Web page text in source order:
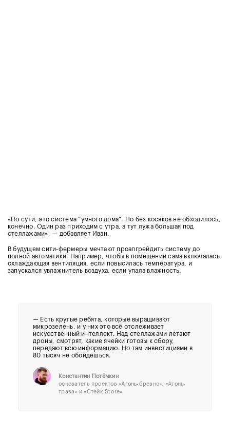
«По сути, это система ”умного дома”. Но без косяков не обходилось,
конечно. Один раз приходим с утра, а тут лужа большая под
стеллажами», — добавляет Иван.
В будущем сити-фермеры мечтают проапгрейдить систему до
полной автоматики. Например, чтобы в помещении сама включалась
охлаждающая вентиляция, если повысилась температура, и
запускался увлажнитель воздуха, если упала влажность.
— Есть крутые ребята, которые выращивают
микрозелень, и у них это всё отслеживает
искусственный интеллект. Над стеллажами летают
дроны, смотрят, какие ячейки готовы к сбору,
передают всю информацию. Но там инвестициями в
80 тысяч не обойдёшься.
Константин Потёмкин
основатель проектов «Агонь-бревно», «Агонь-
трава» и «Стейк.Store»